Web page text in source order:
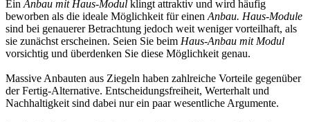
Ein Anbau mit Haus-Modul klingt attraktiv und wird häufig
beworben als die ideale Möglichkeit für einen Anbau. Haus-Module
sind bei genauerer Betrachtung jedoch weit weniger vorteilhaft, als
sie zunächst erscheinen. Seien Sie beim Haus-Anbau mit Modul
vorsichtig und überdenken Sie diese Möglichkeit genau.
Massive Anbauten aus Ziegeln haben zahlreiche Vorteile gegenüber
der Fertig-Alternative. Entscheidungsfreiheit, Werterhalt und
Nachhaltigkeit sind dabei nur ein paar wesentliche Argumente.